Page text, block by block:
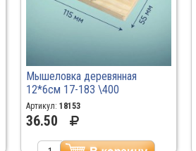
Мышеловка деревянная
12*6см 17-183 \400
Артикул: 18153
36.50